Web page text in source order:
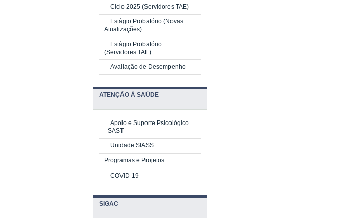
Ciclo 2025 (Servidores TAE)
Estágio Probatório (Novas
Atualizações)
Estágio Probatório
(Servidores TAE)
Avaliação de Desempenho
ATENÇÃO À SAÚDE
Apoio e Suporte Psicológico
- SAST
Unidade SIASS
Programas e Projetos
COVID-19
SIGAC